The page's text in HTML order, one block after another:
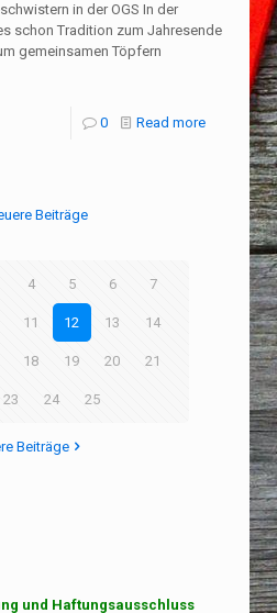
in der OGS In der
schon Tradition zum Jahresende
gemeinsamen Töpfern
0 Read more
Beiträge
4 5 6 7
11 12 13 14
18 19 20 21
23 24 25
Beiträge
und Haftungsausschluss